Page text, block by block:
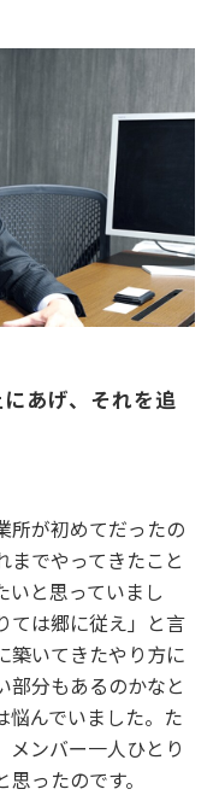
あげ、それを追
所が初めてだったの
までやってきたこと
いと思っていまし
ては郷に従え」と言
築いてきたやり方に
部分もあるのかなと
悩んでいました。た
メンバー一人ひとり
ったのです。